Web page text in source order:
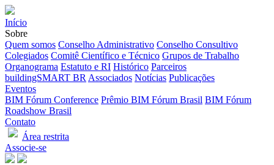
Início
Sobre
Quem somos Conselho Administrativo Conselho Consultivo
Colegiados Comitê Científico e Técnico Grupos de Trabalho
Organograma Estatuto e RI Histórico Parceiros
buildingSMART BR Associados Notícias Publicações
Eventos
BIM Fórum Conference Prêmio BIM Fórum Brasil BIM Fórum
Roadshow Brasil
Contato
Área restrita
Associe-se